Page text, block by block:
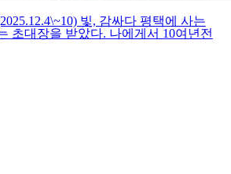
빛, 감싸다 평택에 사는
초대장을 받았다. 나에게서 10여년전